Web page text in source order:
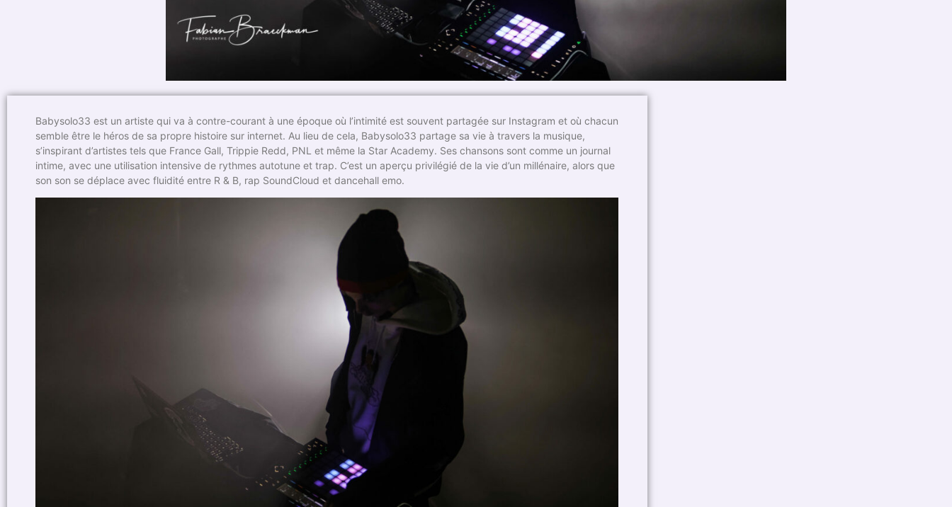
Babysolo33 est un artiste qui va à contre-courant à une époque où l’intimité est souvent partagée sur Instagram et où chacun
semble être le héros de sa propre histoire sur internet. Au lieu de cela, Babysolo33 partage sa vie à travers la musique,
s’inspirant d’artistes tels que France Gall, Trippie Redd, PNL et même la Star Academy. Ses chansons sont comme un journal
intime, avec une utilisation intensive de rythmes autotune et trap. C’est un aperçu privilégié de la vie d’un millénaire, alors que
son son se déplace avec fluidité entre R & B, rap SoundCloud et dancehall emo.